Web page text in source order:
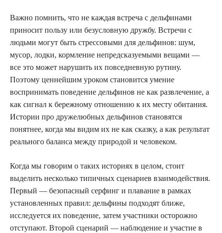
Важно помнить, что не каждая встреча с дельфинами
приносит пользу или безусловную дружбу. Встречи с
людьми могут быть стрессовыми для дельфинов: шум,
мусор, лодки, кормление непредсказуемыми вещами —
все это может нарушить их повседневную рутину.
Поэтому ценнейшим уроком становится умение
воспринимать поведение дельфинов не как развлечение, а
как сигнал к бережному отношению к их месту обитания.
Истории про дружелюбных дельфинов становятся
понятнее, когда мы видим их не как сказку, а как результат
реального баланса между природой и человеком.
Когда мы говорим о таких историях в целом, стоит
выделить несколько типичных сценариев взаимодействия.
Первый — безопасный серфинг и плавание в рамках
установленных правил: дельфины подходят ближе,
исследуется их поведение, затем участники осторожно
отступают. Второй сценарий — наблюдение и участие в